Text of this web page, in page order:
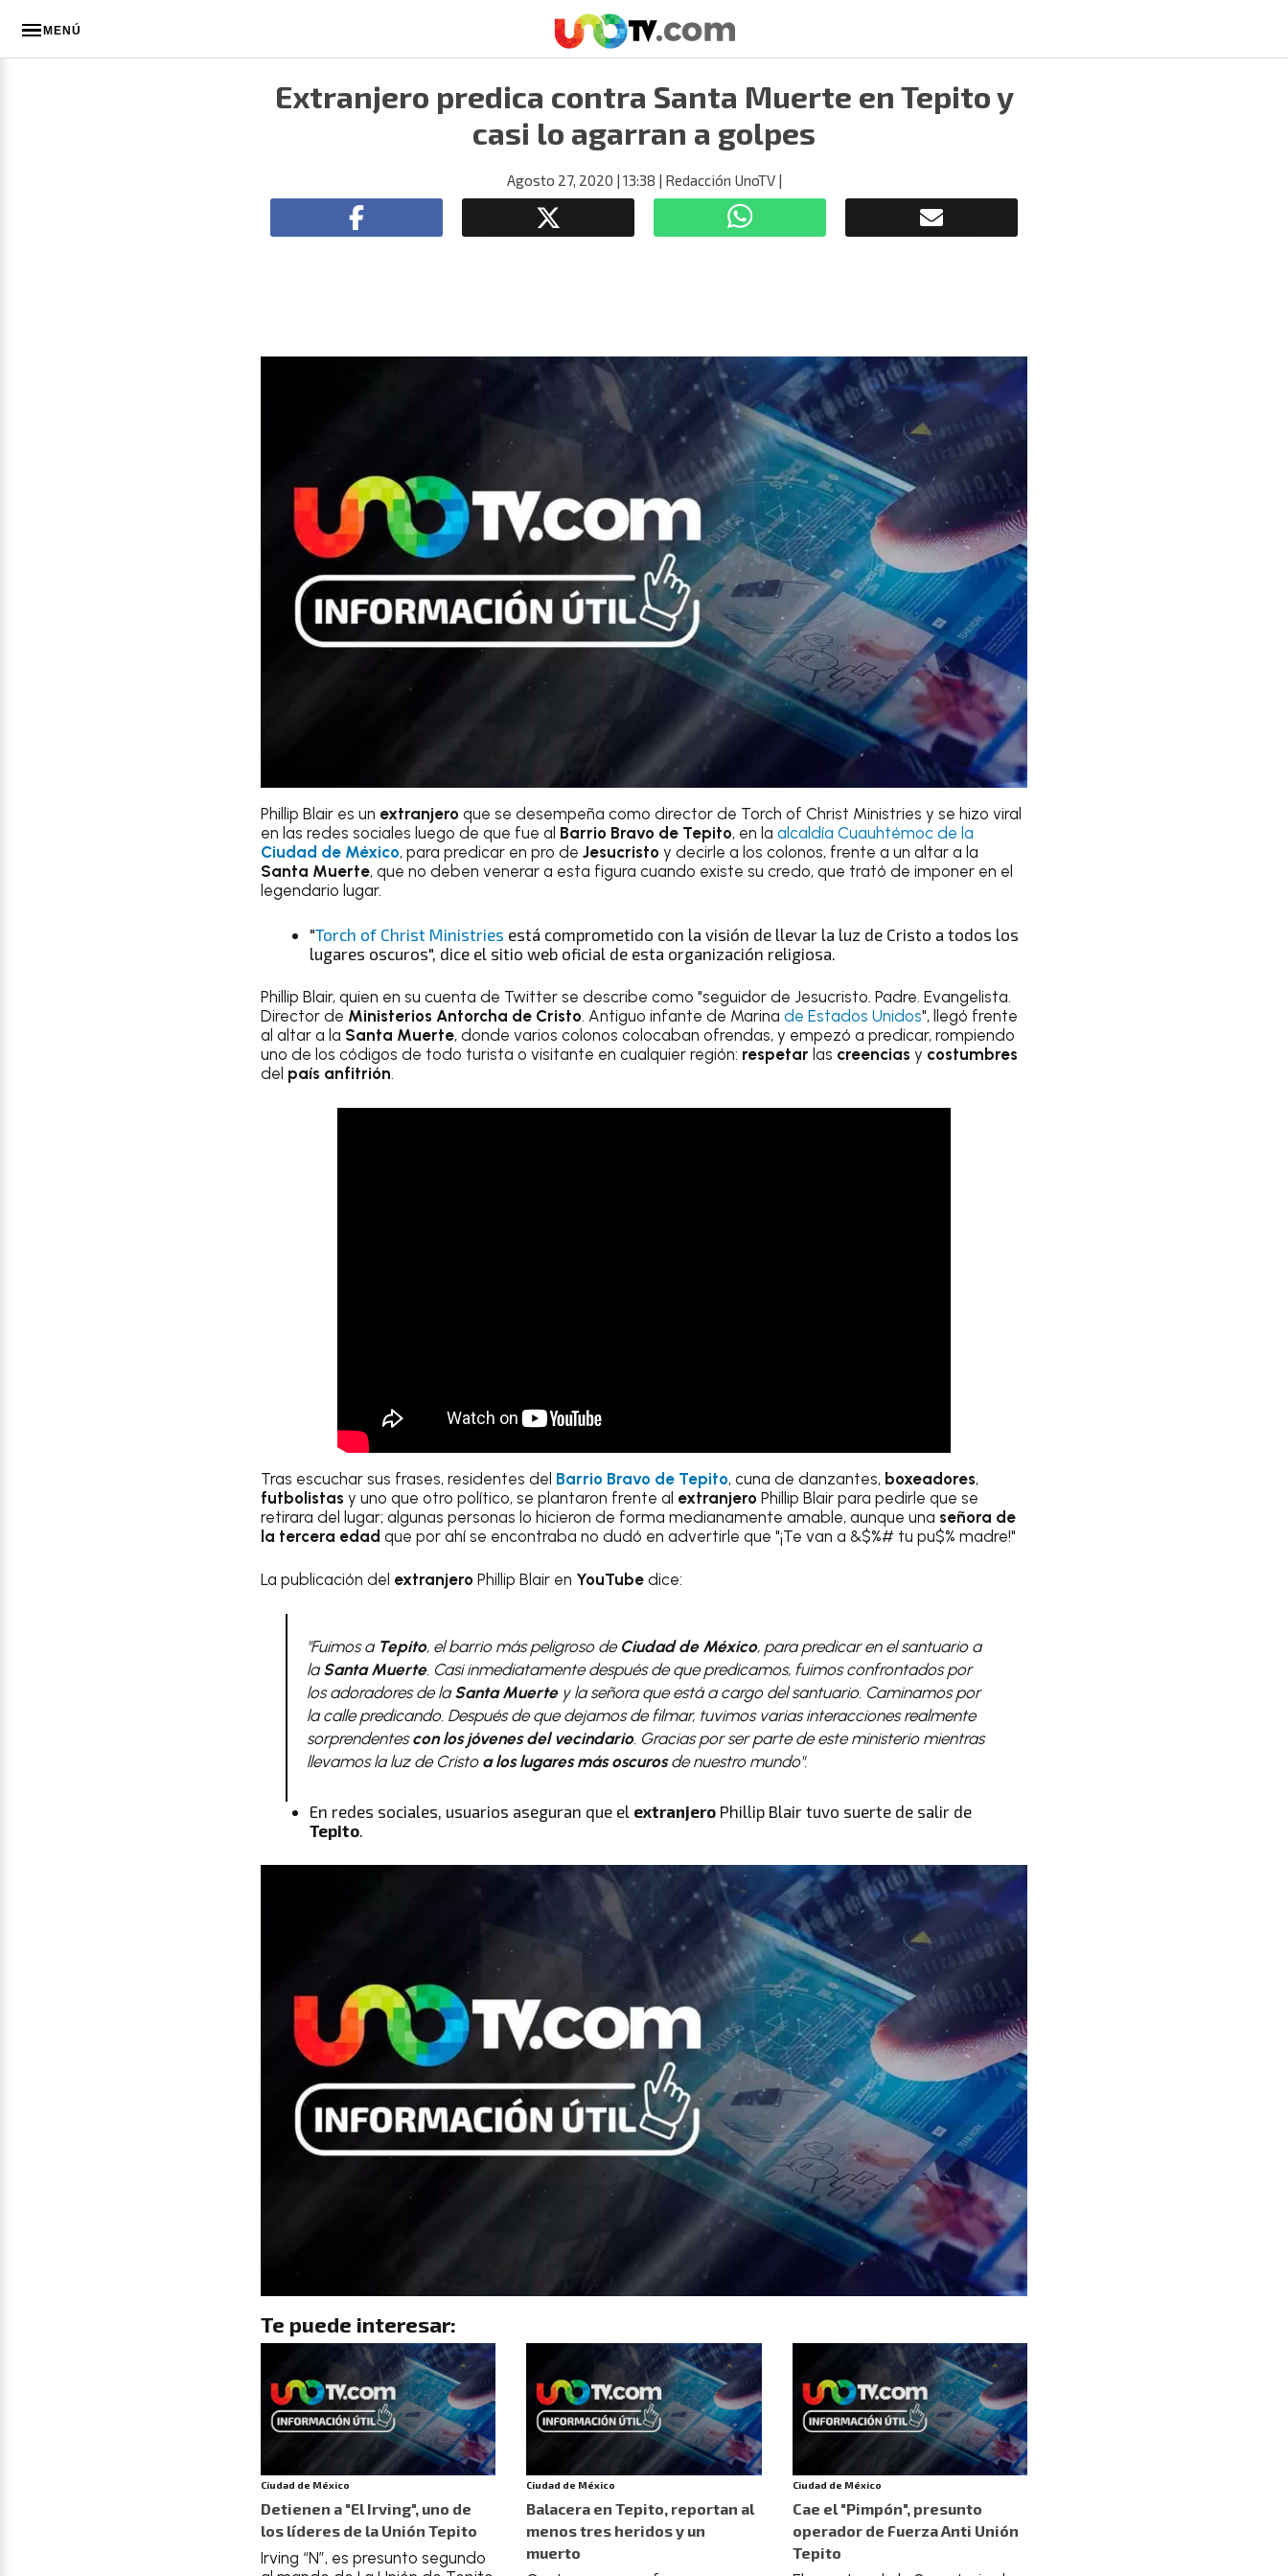
MENÚ
Extranjero predica contra Santa Muerte en Tepito y
casi lo agarran a golpes
Agosto 27, 2020 | 13:38 | Redacción UnoTV|
Phillip Blair es un extranjero que se desempeña como director de Torch of Christ Ministries y se hizo viral
en las redes sociales luego de que fue al Barrio Bravo de Tepito, en la alcaldía Cuauhtémoc de la
Ciudad de México, para predicar en pro de Jesucristo y decirle a los colonos, frente a un altar a la
Santa Muerte, que no deben venerar a esta figura cuando existe su credo, que trató de imponer en el
legendario lugar.
"Torch of Christ Ministries está comprometido con la visión de llevar la luz de Cristo a todos los
lugares oscuros", dice el sitio web oficial de esta organización religiosa.
Phillip Blair, quien en su cuenta de Twitter se describe como "seguidor de Jesucristo. Padre. Evangelista.
Director de Ministerios Antorcha de Cristo. Antiguo infante de Marina de Estados Unidos", llegó frente
al altar a la Santa Muerte, donde varios colonos colocaban ofrendas, y empezó a predicar, rompiendo
uno de los códigos de todo turista o visitante en cualquier región: respetar las creencias y costumbres
del país anfitrión.
Tras escuchar sus frases, residentes del Barrio Bravo de Tepito, cuna de danzantes, boxeadores,
futbolistas y uno que otro político, se plantaron frente al extranjero Phillip Blair para pedirle que se
retirara del lugar; algunas personas lo hicieron de forma medianamente amable, aunque una señora de
la tercera edad que por ahí se encontraba no dudó en advertirle que "¡Te van a &$%# tu pu$% madre!"
La publicación del extranjero Phillip Blair en YouTube dice:
"Fuimos a Tepito, el barrio más peligroso de Ciudad de México, para predicar en el santuario a
laSanta Muerte. Casi inmediatamente después de que predicamos, fuimos confrontados por
los adoradores de laSanta Muertey la señora que está a cargo del santuario. Caminamos por
la calle predicando. Después de que dejamos de filmar, tuvimos varias interacciones realmente
sorprendentescon los jóvenes del vecindario. Gracias por ser parte de este ministerio mientras
llevamos la luz de Cristo a los lugares más oscurosde nuestro mundo".
En redes sociales, usuarios aseguran que el extranjero Phillip Blair tuvo suerte de salir de
Tepito.
Te puede interesar:
Ciudad de México
Detienen a "El Irving", uno de
los líderes de la Unión Tepito
Irving “N”, es presunto segundo
Ciudad de México
Balacera en Tepito, reportan al
menos tres heridos y un
muerto
Ciudad de México
Cae el "Pimpón", presunto
operador de Fuerza Anti Unión
Tepito